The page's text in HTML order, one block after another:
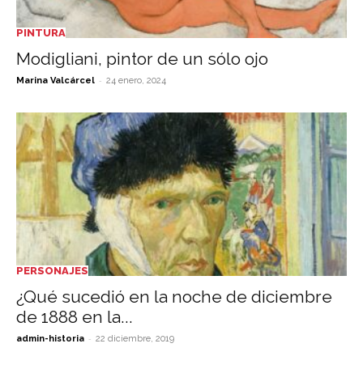
PINTURA
Modigliani, pintor de un sólo ojo
Marina Valcárcel - 24 enero, 2024
PERSONAJES
¿Qué sucedió en la noche de diciembre
de 1888 en la...
admin-historia - 22 diciembre, 2019